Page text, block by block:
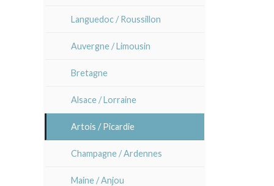
Lisa Takahashi
Cleo Wilkinson
Divers
Languedoc / Roussillon
Auvergne / Limousin
Bretagne
Alsace / Lorraine
Artois / Picardie
Champagne / Ardennes
Maine / Anjou